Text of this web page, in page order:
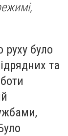
руху було
та